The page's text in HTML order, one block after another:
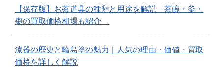
【保存版】お茶道具の種類と用途を解説 茶碗・釜・
棗の買取価格相場も紹介
漆器の歴史と輪島塗の魅力｜人気の理由・価値・買取
価格を詳しく解説